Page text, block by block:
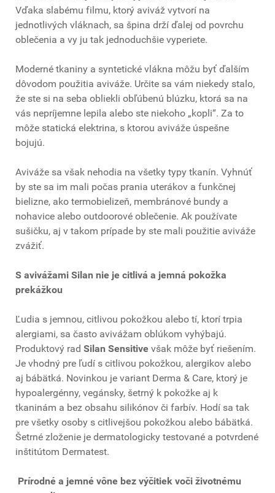
Vďaka slabému filmu, ktorý aviváž vytvorí na
jednotlivých vláknach, sa špina drží ďalej od povrchu
oblečenia a vy ju tak jednoduchšie vyperiete.
Moderné tkaniny a syntetické vlákna môžu byť ďalším
dôvodom použitia aviváže. Určite sa vám niekedy stalo,
že ste si na seba obliekli obľúbenú blúzku, ktorá sa na
vás nepríjemne lepila alebo ste niekoho „kopli“. Za to
môže statická elektrina, s ktorou aviváže úspešne
bojujú.
Aviváže sa však nehodia na všetky typy tkanín. Vyhnúť
by ste sa im mali počas prania uterákov a funkčnej
bielizne, ako termobielizeň, membránové bundy a
nohavice alebo outdoorové oblečenie. Ak používate
sušičku, aj v takom prípade by ste mali použitie aviváže
zvážiť.
S avivážami Silan nie je citlivá a jemná pokožka
prekážkou
Ľudia s jemnou, citlivou pokožkou alebo tí, ktorí trpia
alergiami, sa často avivážam oblúkom vyhýbajú.
Produktový rad Silan Sensitive však môže byť riešením.
Je vhodný pre ľudí s citlivou pokožkou, alergikov alebo
aj bábätká. Novinkou je variant Derma & Care, ktorý je
hypoalergénny, vegánsky, šetrný k pokožke aj k
tkaninám a bez obsahu silikónov či farbív. Hodí sa tak
pre všetky osoby s citlivejšou pokožkou alebo bábätká.
Šetrné zloženie je dermatologicky testované a potvrdené
inštitútom Dermatest.
Prírodné a jemné vône bez výčitiek voči životnému